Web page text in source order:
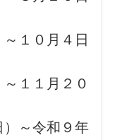
１０月４日
～１１月２０
）～令和９年